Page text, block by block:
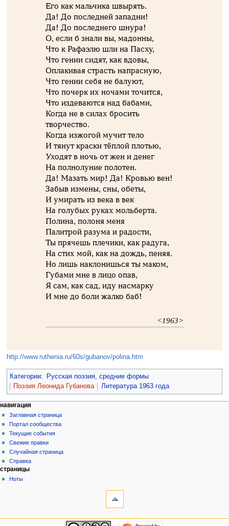
Его как мальчика швырять.
Да! До последней западни!
Да! До последнего шнура!
О, если б знали вы, мадонны,
Что к Рафаэлю шли на Пасху,
Что гении сидят, как вдовы,
Оплакивая страсть напрасную,
Что гении себя не балуют,
Что почерк их ночами точится,
Что издеваются над бабами,
Когда не в силах бросить
творчество.
Когда изжогой мучит тело
И тянут краски тёплой плотью,
Уходят в ночь от жен и денег
На полнолуние полотен.
Да! Мазать мир! Да! Кровью вен!
Забыв измены, сны, обеты,
И умирать из века в век
На голубых руках мольберта.
Полина, полоня меня
Палитрой разума и радости,
Ты прячешь плечики, как радуга,
На стих мой, как на дождь, пеняя.
Но лишь наклонишься ты маком,
Губами мне в лицо опав,
Я сам, как сад, иду насмарку
И мне до боли жалко баб!
<1963>
http://www.ruthenia.ru/60s/gubanov/polina.htm
Категории:
Русская поэзия, средние формы
Поэзия Леонида Губанова
Литература 1963 года
навигация
Заглавная страница
Портал сообщества
Текущие события
Свежие правки
Случайная страница
Справка
страницы
Ноты